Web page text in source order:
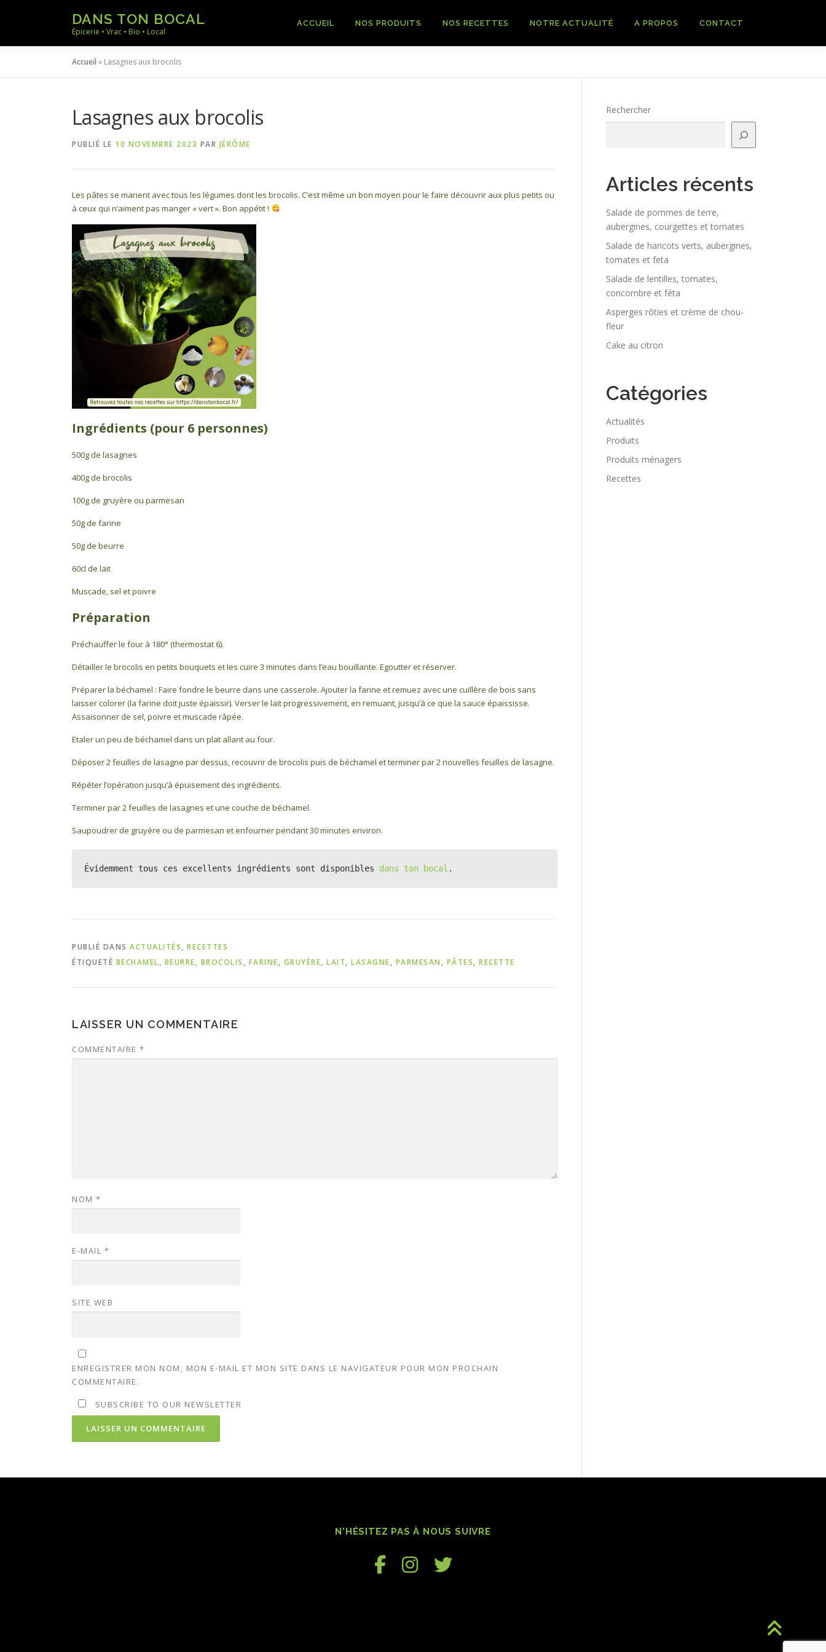
DANS TON BOCAL
Épicerie • Vrac • Bio • Local
ACCUEIL NOS PRODUITS NOS RECETTES NOTRE ACTUALITÉ A PROPOS CONTACT
Accueil » Lasagnes aux brocolis
Lasagnes aux brocolis
PUBLIÉ LE 10 NOVEMBRE 2023 PAR JÉRÔME
Les pâtes se marient avec tous les légumes dont les brocolis. C’est même un bon moyen pour le faire découvrir aux plus petits ou
à ceux qui n’aiment pas manger « vert ». Bon appétit !
Ingrédients (pour 6 personnes)
500g de lasagnes
400g de brocolis
100g de gruyère ou parmesan
50g de farine
50g de beurre
60cl de lait
Muscade, sel et poivre
Préparation
Préchauffer le four à 180° (thermostat 6).
Détailler le brocolis en petits bouquets et les cuire 3 minutes dans l’eau bouillante. Egoutter et réserver.
Préparer la béchamel : Faire fondre le beurre dans une casserole. Ajouter la farine et remuez avec une cuillère de bois sans
laisser colorer (la farine doit juste épaissir). Verser le lait progressivement, en remuant, jusqu’à ce que la sauce épaississe.
Assaisonner de sel, poivre et muscade râpée.
Etaler un peu de béchamel dans un plat allant au four.
Déposer 2 feuilles de lasagne par dessus, recouvrir de brocolis puis de béchamel et terminer par 2 nouvelles feuilles de lasagne.
Répéter l’opération jusqu’à épuisement des ingrédients.
Terminer par 2 feuilles de lasagnes et une couche de béchamel.
Saupoudrer de gruyère ou de parmesan et enfourner pendant 30 minutes environ.
Évidemment tous ces excellents ingrédients sont disponibles dans ton bocal .
PUBLIÉ DANS ACTUALITÉS, RECETTES
ÉTIQUETÉ BECHAMEL, BEURRE, BROCOLIS , FARINE, GRUYÈRE, LAIT, LASAGNE, PARMESAN , PÂTES, RECETTE
LAISSER UN COMMENTAIRE
COMMENTAIRE *
NOM *
E-MAIL *
SITE WEB
ENREGISTRER MON NOM, MON E-MAIL ET MON SITE DANS LE NAVIGATEUR POUR MON PROCHAIN
COMMENTAIRE.
SUBSCRIBE TO OUR NEWSLETTER
Rechercher
Articles récents
Salade de pommes de terre,
aubergines, courgettes et tomates
Salade de haricots verts, aubergines,
tomates et feta
Salade de lentilles, tomates,
concombre et féta
Asperges rôties et crème de chou-
fleur
Cake au citron
Catégories
Actualités
Produits
Produits ménagers
Recettes
N'HÉSITEZ PAS À NOUS SUIVRE